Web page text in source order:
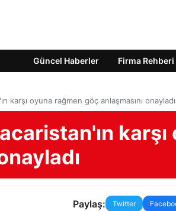
Güncel Haberler Firma Rehberi
karşı oyuna rağmen göç anlaşmasını onayladı
Paylaş: Twitter